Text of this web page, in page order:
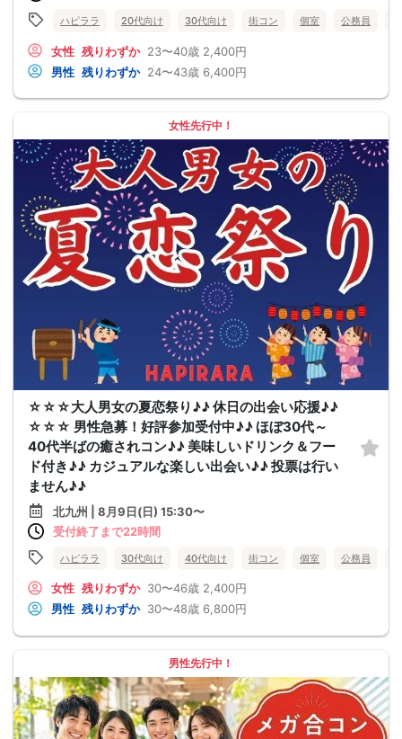
ハピララ 20代向け 30代向け 街コン 個室 公務員
女性 残りわずか 23〜40歳 2,400円
男性 残りわずか 24〜43歳 6,400円
女性先行中！
☆☆☆大人男女の夏恋祭り♪♪ 休日の出会い応援♪♪
☆☆☆ 男性急募！好評参加受付中♪♪ ほぼ30代～
40代半ばの癒されコン♪♪ 美味しいドリンク＆フー
ド付き♪♪ カジュアルな楽しい出会い♪♪ 投票は行い
ません♪♪
北九州 | 8月9日(日) 15:30〜
受付終了まで22時間
ハピララ 30代向け 40代向け 街コン 個室 公務員
女性 残りわずか 30〜46歳 2,400円
男性 残りわずか 30〜48歳 6,800円
男性先行中！